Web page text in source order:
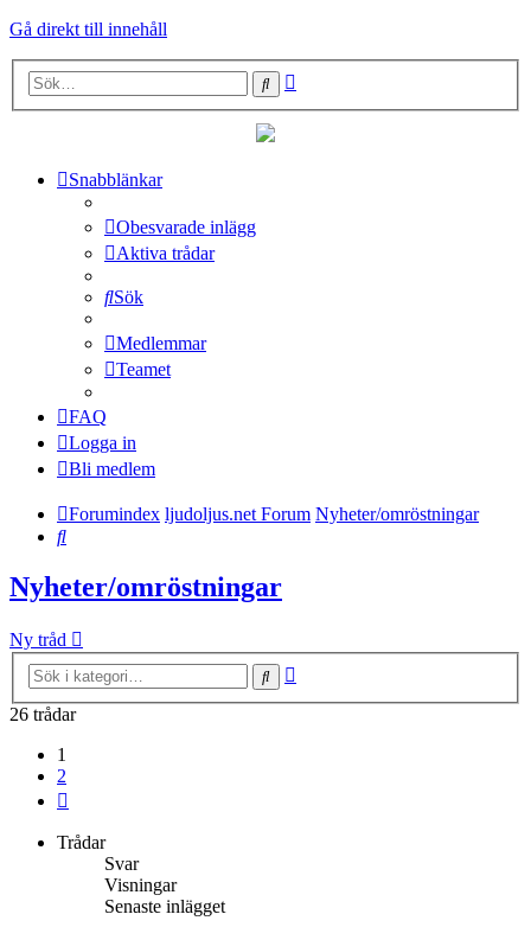
Gå direkt till innehåll
Sök
Snabblänkar
Obesvarade inlägg
Aktiva trådar
Sök
Medlemmar
Teamet
FAQ
Logga in
Bli medlem
Forumindex ljudoljus.net Forum Nyheter/omröstningar
Sök
Nyheter/omröstningar
Ny tråd
Sök
26 trådar
1
2
Trådar
Svar
Visningar
Senaste inlägget